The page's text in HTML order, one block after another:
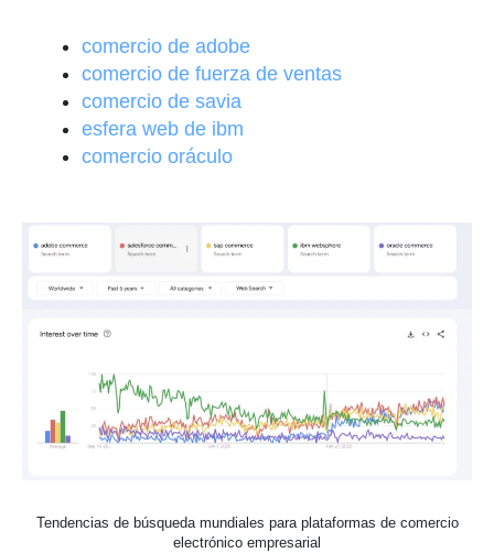
comercio de adobe
comercio de fuerza de ventas
comercio de savia
esfera web de ibm
comercio oráculo
Tendencias de búsqueda mundiales para plataformas de comercio
electrónico empresarial